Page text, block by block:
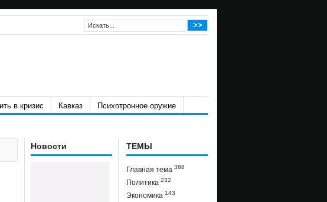
в кризис Кавказ
Психотронное оружие
Новости ТЕМЫ
Главная тема 388
Политика 232
Экономика 143